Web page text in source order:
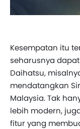
Kesempatan itu
seharusnya
Daihatsu,
mendatangkan
Malaysia. Tak
lebih modern,
fitur yang